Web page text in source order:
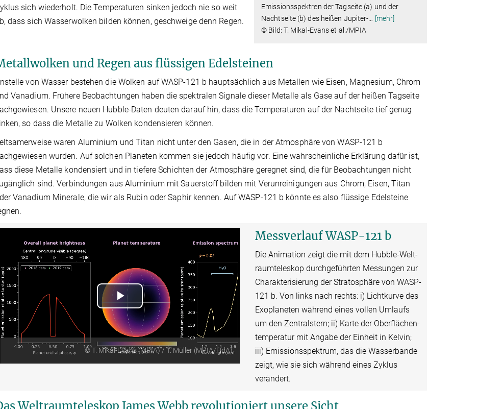
Emissionsspektren der Tagseite (a) und der
Nachtseite (b) des heißen Jupiter-
[mehr]
© Bild: T. Mikal-Evans et al./MPIA
sich wiederholt. Die Temperaturen sinken jedoch nie so weit
dass sich Wasserwolken bilden können, geschweige denn Regen.
und Regen aus flüssigen Edelsteinen
von Wasser bestehen die Wolken auf WASP-121 b hauptsächlich aus Metallen wie Eisen, Magnesium, Chrom
Vanadium. Frühere Beobachtungen haben die spektralen Signale dieser Metalle als Gase auf der heißen Tagseite
Unsere neuen Hubble-Daten deuten darauf hin, dass die Temperaturen auf der Nachtseite tief genug
so dass die Metalle zu Wolken kondensieren können.
waren Aluminium und Titan nicht unter den Gasen, die in der Atmosphäre von WASP-121 b
wurden. Auf solchen Planeten kommen sie jedoch häufig vor. Eine wahrscheinliche Erklärung dafür ist,
diese Metalle kondensiert und in tiefere Schichten der Atmosphäre geregnet sind, die für Beobachtungen nicht
sind. Verbindungen aus Aluminium mit Sauerstoff bilden mit Verunreinigungen aus Chrom, Eisen, Titan
Vanadium Minerale, die wir als Rubin oder Saphir kennen. Auf WASP-121 b könnte es also flüssige Edelsteine
Play
Video
© T. Mikal-Evans (MPIA) / T. Müller (MPIA/HdA)
Messverlauf WASP-121 b
Die Animation zeigt die mit dem Hubble-Welt­
raum­teleskop durch­ge­führten Messungen zur
Charakterisierung der Strato­sphäre von WASP-
121 b. Von links nach rechts: i) Licht­kurve des
Exo­planeten während eines vollen Umlaufs
um den Zentral­stern; ii) Karte der Ober­flächen­
temperatur mit Angabe der Einheit in Kelvin;
iii) Emissions­spektrum, das die Wasser­bande
zeigt, wie sie sich während eines Zyklus
verändert.
Weltraumteleskop James Webb revolutioniert unsere Sicht